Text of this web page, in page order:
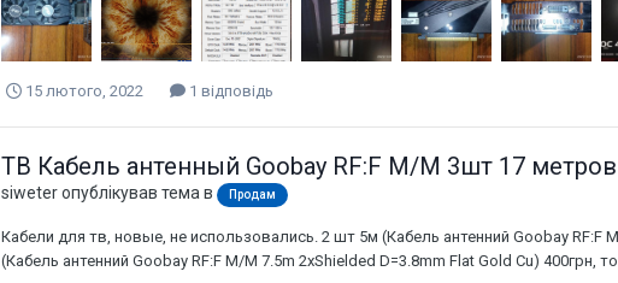
15 лютого, 2022 1 відповідь
ТВ Кабель антенный Goobay RF:F M/M 3шт 17 метров
siweterопублікував тема в Продам
Кабели для тв, новые, не использовались. 2 шт 5м (Кабель антенний Goobay RF:F
(Кабель антенний Goobay RF:F M/M 7.5m 2xShielded D=3.8mm Flat Gold Cu) 400грн,